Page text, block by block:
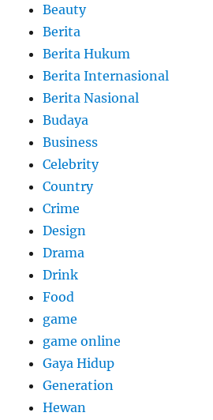
Beauty
Berita
Berita Hukum
Berita Internasional
Berita Nasional
Budaya
Business
Celebrity
Country
Crime
Design
Drama
Drink
Food
game
game online
Gaya Hidup
Generation
Hewan